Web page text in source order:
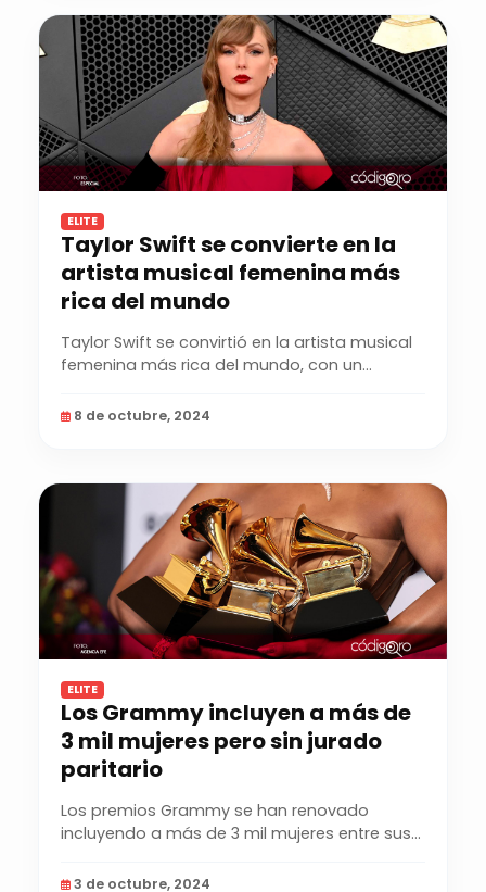
ELITE
Taylor Swift se convierte en la
artista musical femenina más
rica del mundo
Taylor Swift se convirtió en la artista musical
femenina más rica del mundo, con un
8 de octubre, 2024
ELITE
Los Grammy incluyen a más de
3 mil mujeres pero sin jurado
paritario
Los premios Grammy se han renovado
incluyendo a más de 3 mil mujeres entre sus
3 de octubre, 2024